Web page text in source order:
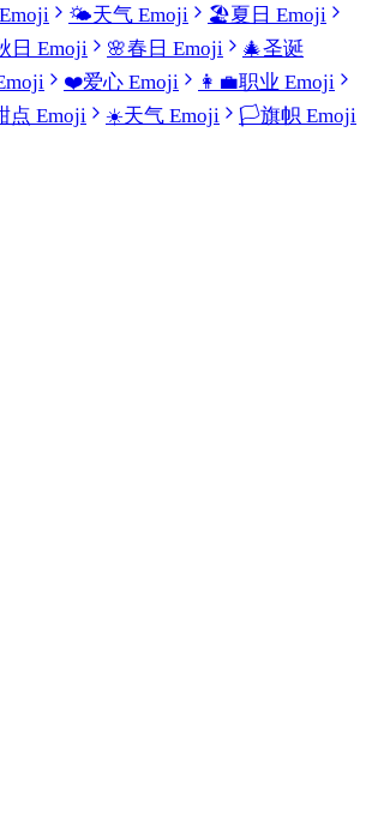
🌤️天气 Emoji 🏖️夏日 Emoji
日 Emoji 🌸春日 Emoji 🎄圣诞
❤️爱心 Emoji 👩‍💼职业 Emoji
点 Emoji ☀️天气 Emoji 🏳️旗帜 Emoji